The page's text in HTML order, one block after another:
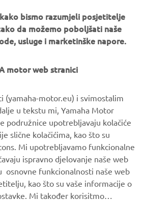
2022.
ROAD COMPETITION MODELS
1/5
bismo razumjeli posjetitelje
da možemo poboljšati naše
usluge i marketinške napore.
motor web stranici
(yamaha-motor.eu) i svimostalim
u tekstu mi, Yamaha Motor
podružnice upotrebljavaju kolačiće
slične kolačićima, kao što su
Mi upotrebljavamo funkcionalne
ispravno djelovanje naše web
osnovne funkcionalnosti naše web
kao što su vaše informacije o
Mi također korisitmo